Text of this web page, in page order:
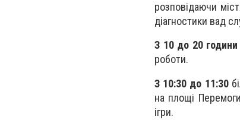
розповідаючи
діагностики вад
З 10 до 20 години
роботи.
З 10:30 до 11:30
на площі
ігри.